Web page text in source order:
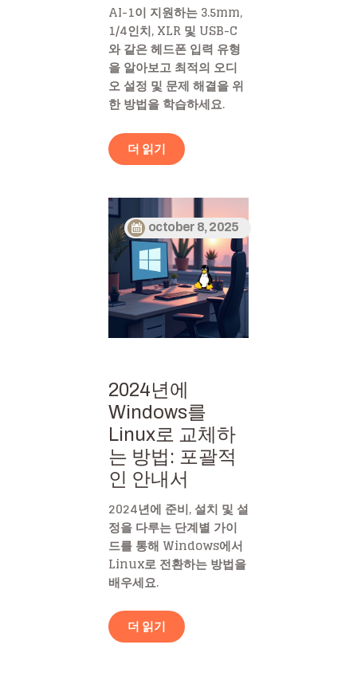
AI-1이 지원하는 3.5mm,
1/4인치, XLR 및 USB-C
와 같은 헤드폰 입력 유형
을 알아보고 최적의 오디
오 설정 및 문제 해결을 위
한 방법을 학습하세요.
더 읽기
october 8, 2025
2024년에
Windows를
Linux로 교체하
는 방법: 포괄적
인 안내서
2024년에 준비, 설치 및 설
정을 다루는 단계별 가이
드를 통해 Windows에서
Linux로 전환하는 방법을
배우세요.
더 읽기